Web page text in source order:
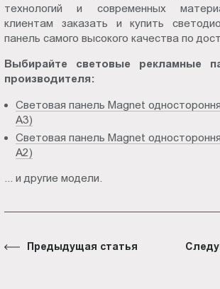
технологий и современных
клиентам заказать и купить
панель самого высокого качества по
Выбирайте световые рекламные
производителя:
Световая панель Magnet
A3)
Световая панель Magnet
A2)
... и другие модели.
Предыдущая статья